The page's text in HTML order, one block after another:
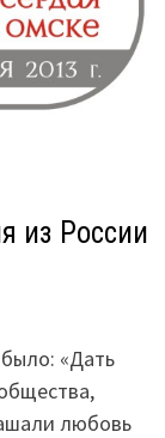
из России
«Дать
любовь